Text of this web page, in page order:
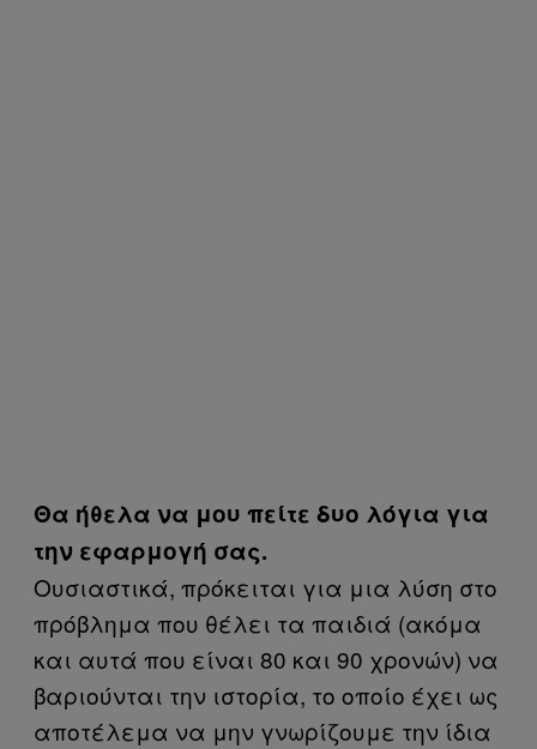
Θα ήθελα να μου πείτε δυο λόγια για
την εφαρμογή σας.
Ουσιαστικά, πρόκειται για μια λύση στο
πρόβλημα που θέλει τα παιδιά (ακόμα
και αυτά που είναι 80 και 90 χρονών) να
βαριούνται την ιστορία, το οποίο έχει ως
αποτέλεμα να μην γνωρίζουμε την ίδια